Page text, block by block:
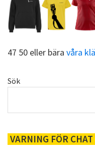
47 50 eller bära våra
Primärt
Sök
VARNING FÖR